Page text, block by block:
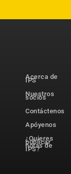
Acerca de
IPS
Nuestros
socios
Contáctenos
Apóyenos
¿Quieres
publicar
notas de
IPS?